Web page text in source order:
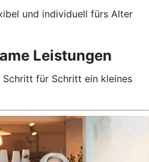
und individuell fürs Alter
Leistungen
Schritt für Schritt ein kleines